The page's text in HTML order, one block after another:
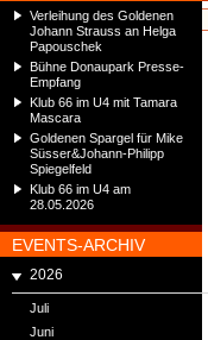
Verleihung des Goldenen
Johann Strauss an Helga
Papouschek
Bühne Donaupark Presse-
Empfang
Klub 66 im U4 mit Tamara
Mascara
Goldenen Spargel für Mike
Süsser&Johann-Philipp
Spiegelfeld
Klub 66 im U4 am
28.05.2026
EVENTS-ARCHIV
2026
Juli
Juni